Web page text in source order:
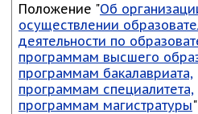
Положение "Об
осуществлении
деятельности по
программам высшего
программам бакалавриата,
программам специалитета,
программам магистратуры"